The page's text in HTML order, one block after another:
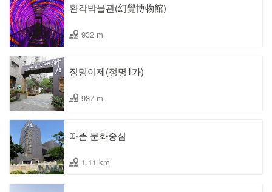
환각박물관(幻覺博物館)
932 m
징밍이제(정명1가)
987 m
따뚠 문화중심
1.11 km